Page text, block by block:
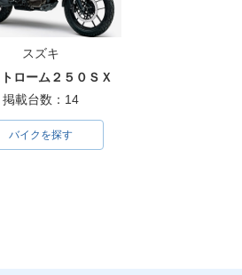
スズキ
ローム２５０ＳＸ
掲載台数：14
バイクを探す